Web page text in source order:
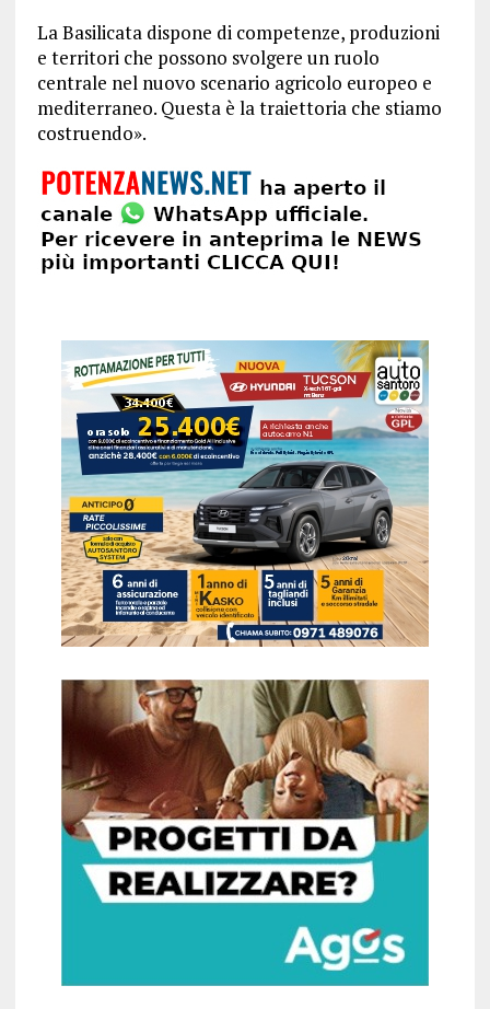
La Basilicata dispone di competenze, produzioni
e territori che possono svolgere un ruolo
centrale nel nuovo scenario agricolo europeo e
mediterraneo. Questa è la traiettoria che stiamo
costruendo».